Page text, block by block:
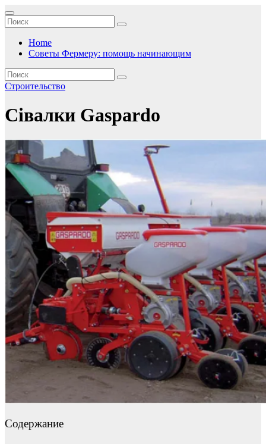
Перейти
к
содержимому
Home
Советы Фермеру: помощь начинающим
Строительство
Сівалки Gaspardo
Содержание